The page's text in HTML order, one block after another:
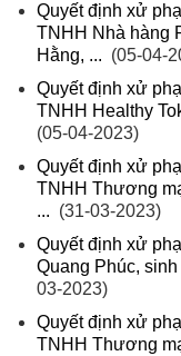
Quyết định xử
TNHH Nhà hàng
Hằng, ... (05-04-
Quyết định xử
TNHH Healthy
(05-04-2023)
Quyết định xử
TNHH Thương
... (31-03-2023)
Quyết định xử
Quang Phúc,
03-2023)
Quyết định xử
TNHH Thương